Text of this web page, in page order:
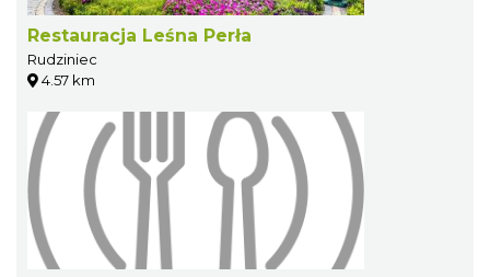
Restauracja Leśna Perła
Rudziniec
4.57 km